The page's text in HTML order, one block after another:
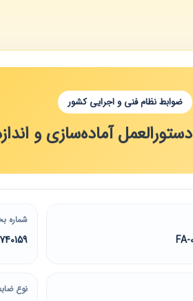
ضوابط نظام فنی و اجرایی کشور
دستورالعمل آماده‌سازی و
شماره
نوع